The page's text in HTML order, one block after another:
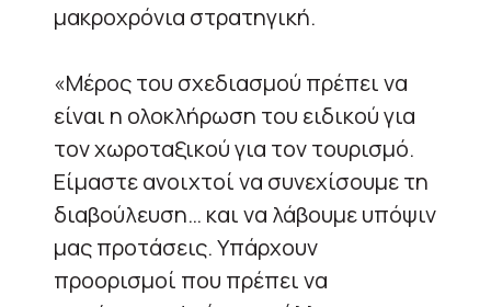
μακροχρόνια στρατηγική.
«Μέρος του σχεδιασμού πρέπει να
είναι η ολοκλήρωση του ειδικού για
τον χωροταξικού για τον τουρισμό.
Είμαστε ανοιχτοί να συνεχίσουμε τη
διαβούλευση… και να λάβουμε υπόψιν
μας προτάσεις. Υπάρχουν
προορισμοί που πρέπει να